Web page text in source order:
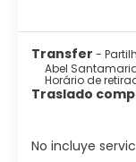
Transfer -
Abel
Horário de
Traslado
No incluye